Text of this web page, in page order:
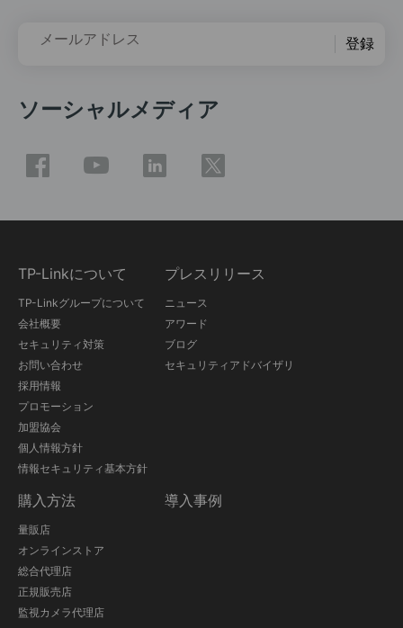
メールアドレス 登録
ソーシャルメディア
TP-Linkについて
TP-Linkグループについて
会社概要
セキュリティ対策
お問い合わせ
採用情報
プロモーション
加盟協会
個人情報方針
情報セキュリティ基本方針
プレスリリース
ニュース
アワード
ブログ
セキュリティアドバイザリ
購入方法
量販店
オンラインストア
総合代理店
正規販売店
監視カメラ代理店
導入事例